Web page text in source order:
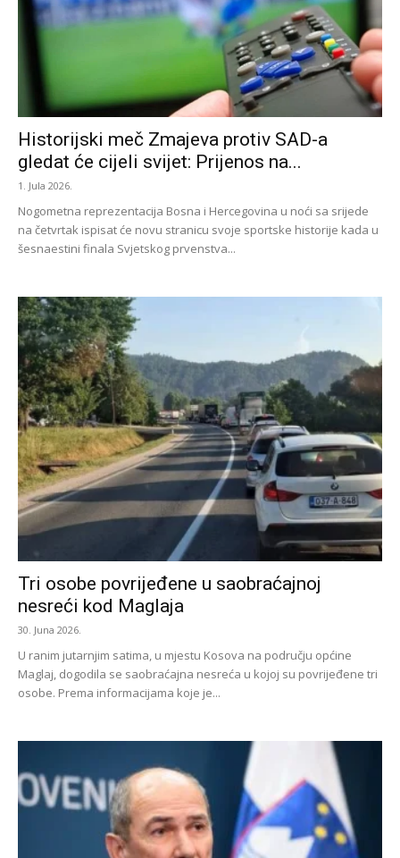
Historijski meč Zmajeva protiv SAD-a
gledat će cijeli svijet: Prijenos na...
1. Jula 2026.
Nogometna reprezentacija Bosna i Hercegovina u noći sa srijede
na četvrtak ispisat će novu stranicu svoje sportske historije kada u
šesnaestini finala Svjetskog prvenstva...
Tri osobe povrijeđene u saobraćajnoj
nesreći kod Maglaja
30. Juna 2026.
U ranim jutarnjim satima, u mjestu Kosova na području općine
Maglaj, dogodila se saobraćajna nesreća u kojoj su povrijeđene tri
osobe. Prema informacijama koje je...